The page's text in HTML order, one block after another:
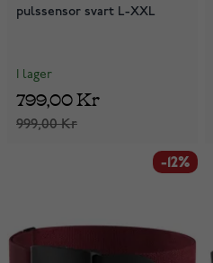
pulssensor svart L-XXL
I lager
999,00 Kr
799,00 Kr
-12%